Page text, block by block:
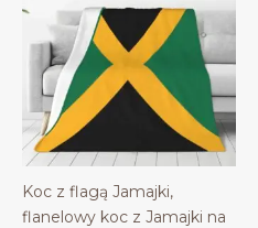
Koc z flagą Jamajki,
flanelowy koc z Jamajki na